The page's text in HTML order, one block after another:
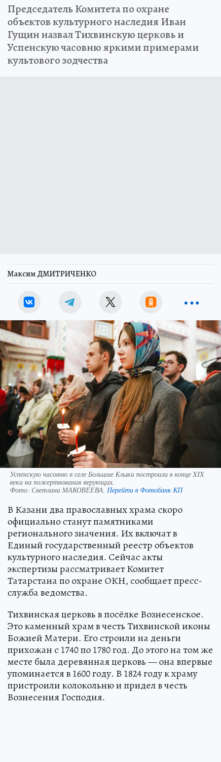
Председатель Комитета по охране
объектов культурного наследия Иван
Гущин назвал Тихвинскую церковь и
Успенскую часовню яркими примерами
культового зодчества
Максим ДМИТРИЧЕНКО
Успенскую часовню в селе Большие Клыки построили в конце XIX
века на пожертвования верующих.
Фото: Светлана МАКОВЕЕВА. Перейти в Фотобанк КП
В Казани два православных храма скоро
официально станут памятниками
регионального значения. Их включат в
Единый государственный реестр объектов
культурного наследия. Сейчас акты
экспертизы рассматривает Комитет
Татарстана по охране ОКН, сообщает пресс-
служба ведомства.
Тихвинская церковь в посёлке Вознесенское.
Это каменный храм в честь Тихвинской иконы
Божией Матери. Его строили на деньги
прихожан с 1740 по 1780 год. До этого на том же
месте была деревянная церковь — она впервые
упоминается в 1600 году. В 1824 году к храму
пристроили колокольню и придел в честь
Вознесения Господня.